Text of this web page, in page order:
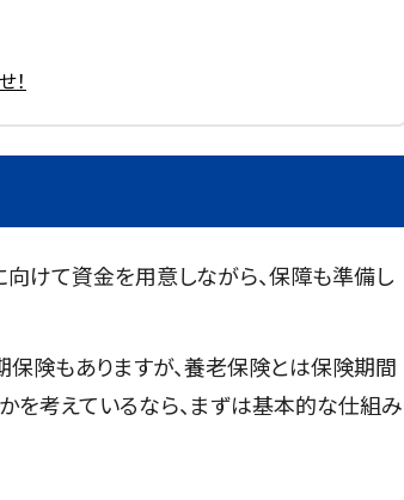
！
向けて資金を用意しながら、保障も準備し
険もありますが、養老保険とは保険期間
を考えているなら、まずは基本的な仕組み